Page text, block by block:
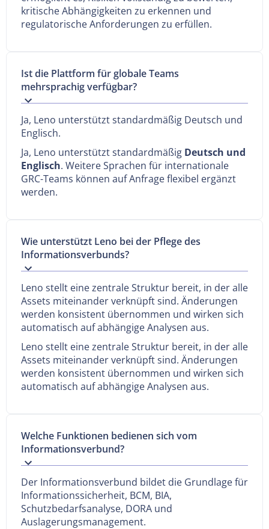
kritische Abhängigkeiten zu erkennen und
regulatorische Anforderungen zu erfüllen.
Ist die Plattform für globale Teams
mehrsprachig verfügbar?
Ja, Leno unterstützt standardmäßig Deutsch und
Englisch.
Ja, Leno unterstützt standardmäßig Deutsch und
Englisch. Weitere Sprachen für internationale
GRC-Teams können auf Anfrage flexibel ergänzt
werden.
Wie unterstützt Leno bei der Pflege des
Informationsverbunds?
Leno stellt eine zentrale Struktur bereit, in der alle
Assets miteinander verknüpft sind. Änderungen
werden konsistent übernommen und wirken sich
automatisch auf abhängige Analysen aus.
Leno stellt eine zentrale Struktur bereit, in der alle
Assets miteinander verknüpft sind. Änderungen
werden konsistent übernommen und wirken sich
automatisch auf abhängige Analysen aus.
Welche Funktionen bedienen sich vom
Informationsverbund?
Der Informationsverbund bildet die Grundlage für
Informationssicherheit, BCM, BIA,
Schutzbedarfsanalyse, DORA und
Auslagerungsmanagement.